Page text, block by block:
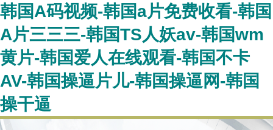
韩国A码视频-韩国a片免费收看-韩国
A片三三三-韩国TS人妖av-韩国wm
黄片-韩国爱人在线观看-韩国不卡
AV-韩国操逼片儿-韩国操逼网-韩国
操干逼